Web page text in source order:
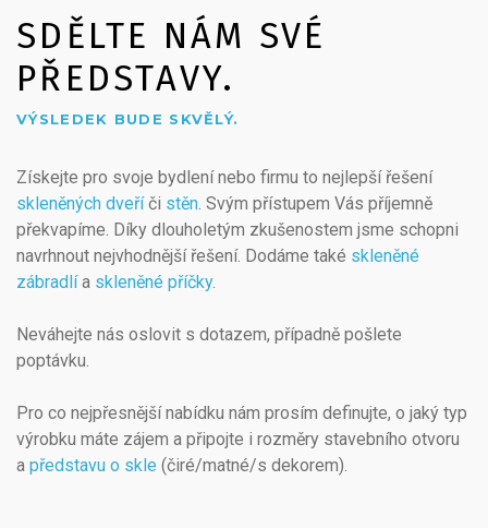
SDĚLTE NÁM SVÉ
PŘEDSTAVY.
VÝSLEDEK BUDE SKVĚLÝ.
Získejte pro svoje bydlení nebo firmu to nejlepší řešení
skleněných dveříči stěn . Svým přístupem Vás příjemně
překvapíme. Díky dlouholetým zkušenostem jsme schopni
navrhnout nejvhodnější řešení. Dodáme také skleněné
zábradlía skleněné příčky.
Neváhejte nás oslovit s dotazem, případně pošlete
poptávku.
Pro co nejpřesnější nabídku nám prosím definujte, o jaký typ
výrobku máte zájem a připojte i rozměry stavebního otvoru
a představu o skle (čiré/matné/s dekorem).